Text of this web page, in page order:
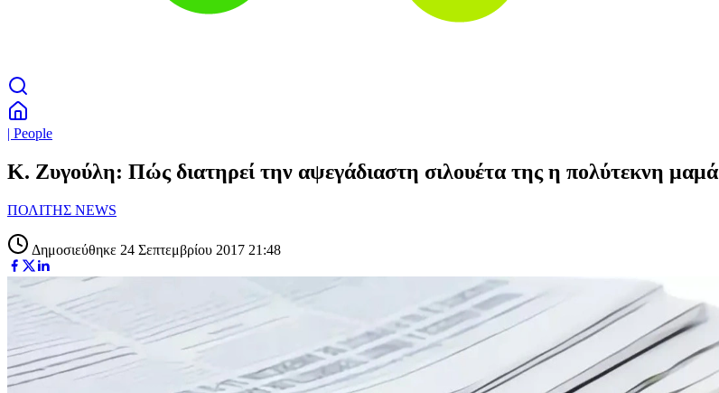
| People
Κ. Ζυγούλη: Πώς διατηρεί την αψεγάδιαστη σιλουέτα της η πολύτεκνη μαμά
ΠΟΛΙΤΗΣ NEWS
Δημοσιεύθηκε 24 Σεπτεμβρίου 2017 21:48